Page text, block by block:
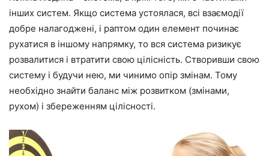
інших систем. Якщо система устоялася, всі взаємодії
добре налагоджені, і раптом один елемент починає
рухатися в іншому напрямку, то вся система ризикує
розвалитися і втратити свою цілісність. Створивши свою
систему і будучи нею, ми чинимо опір змінам. Тому
необхідно знайти баланс між розвитком (змінами,
рухом) і збереженням цілісності.